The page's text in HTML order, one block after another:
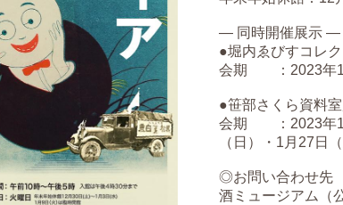
― 同時開催展示 ―
●堀内ゑびすコレ
会期 ：2023年12
●笹部さくら資料
会期 ：2023年12
（日）・1月27日
◎お問い合わせ先
酒ミュージアム（